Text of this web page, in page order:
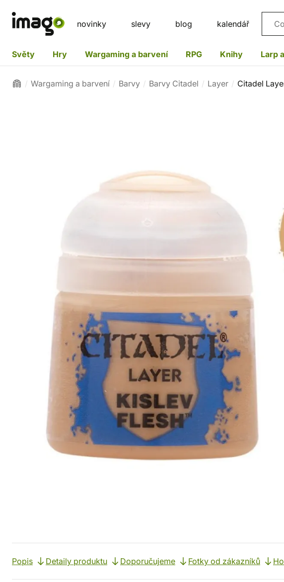
novinky slevy blog kalendář
Světy Hry Wargaming a barvení RPG Knihy Larp
Wargaming a barvení Barvy Barvy Citadel Layer Citadel
Popis Detaily produktu Doporučujeme Fotky od zákazníků